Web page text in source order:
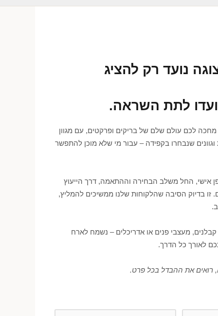
נועד רק להציג
לתת השראה.
לכם עולם שלם של בריקים ופרקטים, עם מגוון
שנבחרו בקפידה – עבור מי שלא מוכן להתפשר
אישי, החל משלב הבחירה וההתאמה, דרך הייעוץ
זו בדיוק הסיבה שהלקוחות שלנו ממשיכים להמליץ,
מעצבי פנים או אדריכלים – נשמח לארח
לאורך כל הדרך.
רואים את ההבדל בכל פרט.